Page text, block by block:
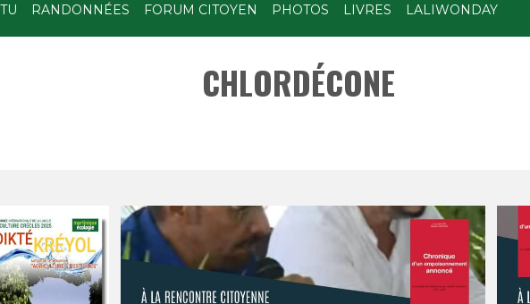
RANDONNÉES FORUM CITOYEN PHOTOS LIVRES LALIWONDAY
CHLORDÉCONE